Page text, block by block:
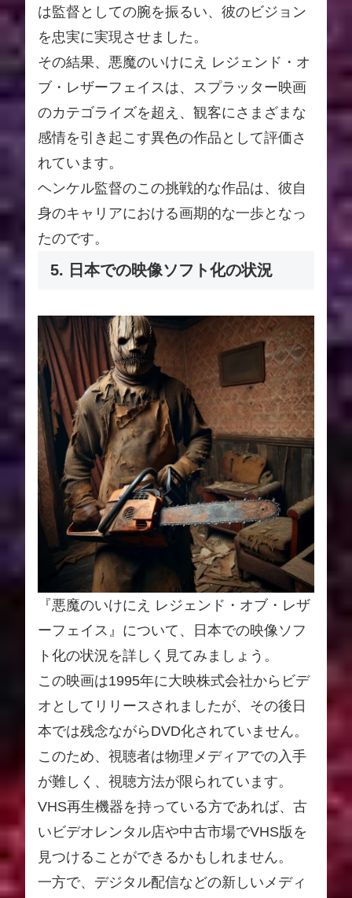
は監督としての腕を振るい、彼のビジョン
を忠実に実現させました。
その結果、悪魔のいけにえ レジェンド・オ
ブ・レザーフェイスは、スプラッター映画
のカテゴライズを超え、観客にさまざまな
感情を引き起こす異色の作品として評価さ
れています。
ヘンケル監督のこの挑戦的な作品は、彼自
身のキャリアにおける画期的な一歩となっ
たのです。
5. 日本での映像ソフト化の状況
『悪魔のいけにえ レジェンド・オブ・レザ
ーフェイス』について、日本での映像ソフ
ト化の状況を詳しく見てみましょう。
この映画は1995年に大映株式会社からビデ
オとしてリリースされましたが、その後日
本では残念ながらDVD化されていません。
このため、視聴者は物理メディアでの入手
が難しく、視聴方法が限られています。
VHS再生機器を持っている方であれば、古
いビデオレンタル店や中古市場でVHS版を
見つけることができるかもしれません。
一方で、デジタル配信などの新しいメディ